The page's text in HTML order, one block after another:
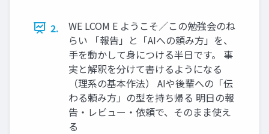
2.
WE LCOM E ようこそ／この勉強会のね
らい 「報告」と「AIへの頼み方」を、
手を動かして身につける半日です。 事
実と解釈を分けて書けるようになる
（理系の基本作法） AIや後輩への「伝
わる頼み方」の型を持ち帰る 明日の報
告・レビュー・依頼で、そのまま使え
る